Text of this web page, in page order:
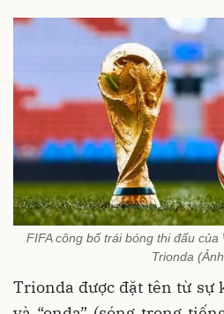
FIFA công bố trái bóng thi đấu
Trionda
Trionda được đặt tên từ sự